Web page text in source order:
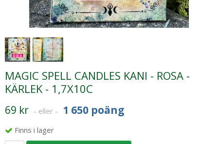
MAGIC SPELL CANDLES KANI - ROSA -
KÄRLEK - 1,7X10C
69 kr - eller - 1 650 poäng
Finns i lager